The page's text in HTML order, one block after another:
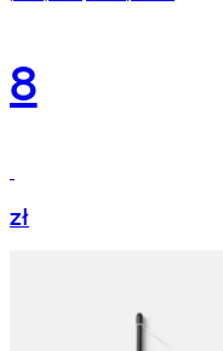
8
zł